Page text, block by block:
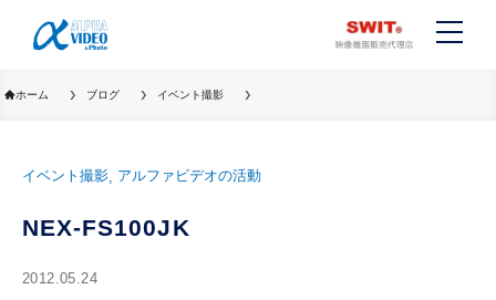
ホーム ブログ イベント撮影
イベント撮影 アルファビデオの活動
NEX-FS100JK
2012.05.24